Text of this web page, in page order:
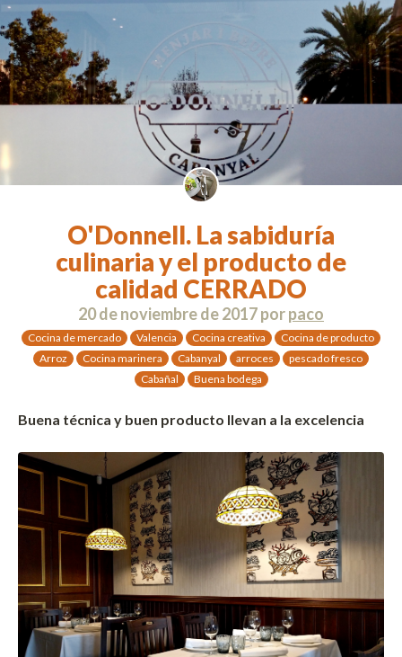
O'Donnell. La sabiduría
culinaria y el producto de
calidad CERRADO
20 de noviembre de 2017porpaco
Cocina de mercado Valencia Cocina creativa
Cocina de producto
Arroz
Cocina marinera Cabanyal arroces
pescado fresco
Cabañal
Buena bodega
Buena técnica y buen producto llevan a la excelencia